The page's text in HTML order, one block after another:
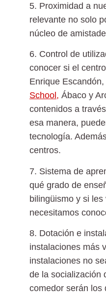
5. Proximidad a
relevante no solo
núcleo de
6. Control de
conocer si el
Enrique
School , Ábaco y
contenidos a
esa manera,
tecnología.
centros.
7. Sistema de
qué grado de
bilingüismo y si
necesitamos
8. Dotación e
instalaciones más
instalaciones no
de la socialización
comedor serán los